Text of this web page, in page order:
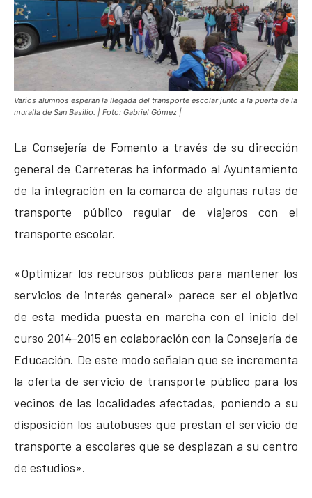
Varios alumnos esperan la llegada del transporte escolar junto a la puerta de la
muralla de San Basilio. | Foto: Gabriel Gómez |
La Consejería de Fomento a través de su dirección
general de Carreteras ha informado al Ayuntamiento
de la integración en la comarca de algunas rutas de
transporte público regular de viajeros con el
transporte escolar.
«Optimizar los recursos públicos para mantener los
servicios de interés general» parece ser el objetivo
de esta medida puesta en marcha con el inicio del
curso 2014-2015 en colaboración con la Consejería de
Educación. De este modo señalan que se incrementa
la oferta de servicio de transporte público para los
vecinos de las localidades afectadas, poniendo a su
disposición los autobuses que prestan el servicio de
transporte a escolares que se desplazan a su centro
de estudios».